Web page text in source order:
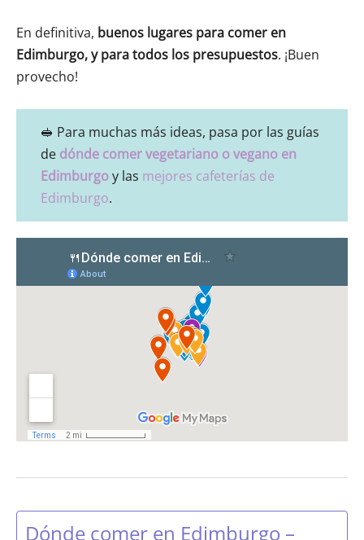
En definitiva, buenos lugares para comer en
Edimburgo, y para todos los presupuestos. ¡Buen
provecho!
🥪 Para muchas más ideas, pasa por las guías
de dónde comer vegetariano o vegano en
Edimburgoy las mejores cafeterías de
Edimburgo.
Dónde comer en Edimburgo –